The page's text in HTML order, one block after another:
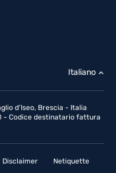
d'Iseo, Brescia - Italia
- Codice destinatario fattura
Italiano
Disclaimer Netiquette